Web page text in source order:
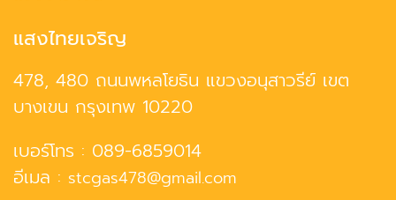
แสงไทยเจริญ
478, 480 ถนนพหลโยธิน แขวงอนุสาวรีย์ เขต
บางเขน กรุงเทพ 10220
เบอร์โทร : 089-6859014
อีเมล : stcgas478@gmail.com